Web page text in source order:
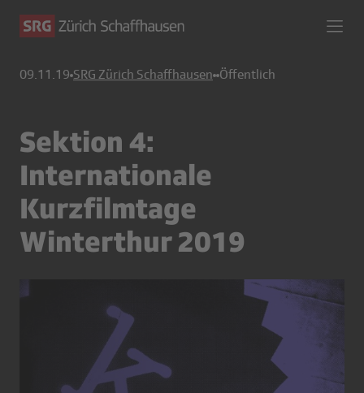
09.11.19 SRG Zürich Schaffhausen Öffentlich
Sektion 4:
Internationale
Kurzfilmtage
Winterthur 2019